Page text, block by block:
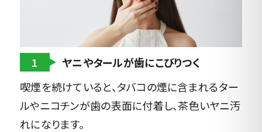
1
ヤニやタールが歯にこびりつく
喫煙を続けていると、タバコの煙に含まれるター
ルやニコチンが歯の表面に付着し、茶色いヤニ汚
れになります。